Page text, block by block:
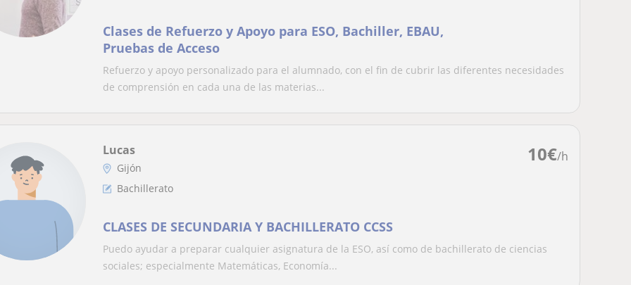
Clases de Refuerzo y Apoyo para ESO, Bachiller, EBAU,
Pruebas de Acceso
Refuerzo y apoyo personalizado para el alumnado, con el fin de cubrir las diferentes necesidades
de comprensión en cada una de las materias...
10€/h
Lucas
Gijón
Bachillerato
CLASES DE SECUNDARIA Y BACHILLERATO CCSS
Puedo ayudar a preparar cualquier asignatura de la ESO, así como de bachillerato de ciencias
sociales; especialmente Matemáticas, Economía...